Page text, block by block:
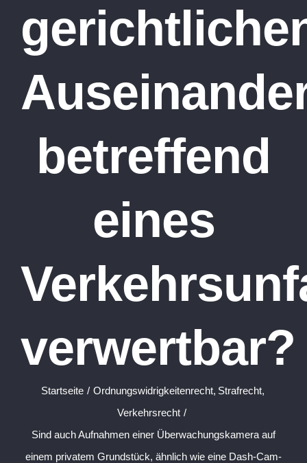
betreffend
eines
verwertbar?
Startseite Ordnungswidrigkeitenrecht Strafrecht
Verkehrsrecht
Sind auch Aufnahmen einer Überwachungskamera auf
einem privatem Grundstück, ähnlich wie eine Dash-Cam-